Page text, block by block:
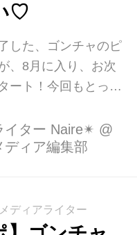
♡
した、ゴンチャのピ
、8月に入り、お次
ート！今回もとって
に大人気だそう♡
イター Naire✴︎ @
ディア編集部
ディアライター